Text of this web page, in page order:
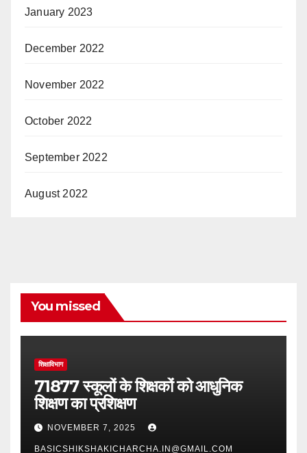
January 2023
December 2022
November 2022
October 2022
September 2022
August 2022
You missed
शिक्षाविभाग
71877 स्कूलों के शिक्षकों को आधुनिक
शिक्षण का प्रशिक्षण
NOVEMBER 7, 2025
BASICSHIKSHAKICHARCHA.IN@GMAIL.COM